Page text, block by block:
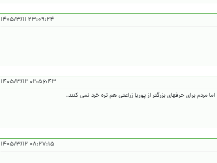
۲۳:۰۹:۲۴ ۱۴۰۵/۳/۱۱
۰۲:۵۶:۴۳ ۱۴۰۵/۳/۱۲
برای حرفهای بزرگتر از پوریا زراعتی هم تره خرد نمی کنند.
۰۸:۲۷:۱۵ ۱۴۰۵/۳/۱۲